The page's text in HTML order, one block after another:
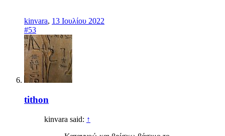
kinvara, 13 Ιουλίου 2022
#53
tithon
kinvara said: ↑